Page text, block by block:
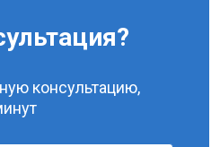
консультацию,